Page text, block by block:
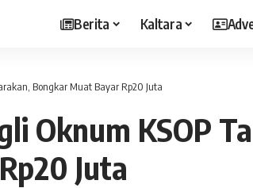
Berita Kaltara
Bongkar Muat Bayar Rp20 Juta
Oknum KSOP
Juta